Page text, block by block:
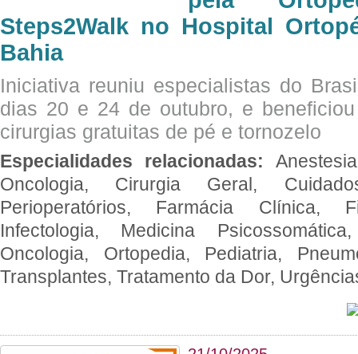
Steps2Walk no Hospital
Bahia
Iniciativa reuniu especialistas do
dias 20 e 24 de outubro, e
cirurgias gratuitas de pé e tornozelo
Especialidades relacionadas:
Oncologia, Cirurgia Geral,
Perioperatórios, Farmácia Clínica,
Infectologia, Medicina
Oncologia, Ortopedia, Pediatria,
Transplantes, Tratamento da Dor,